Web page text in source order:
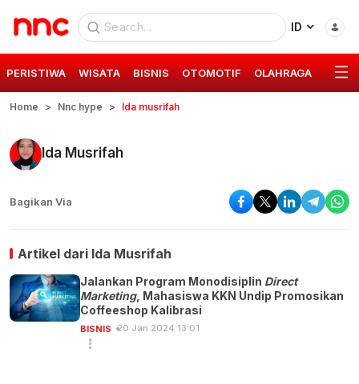
ID
PERISTIWA WISATA BISNIS OTOMOTIF OLAHRAGA GAYA
Home Nnc hype Ida musrifah
Ida Musrifah
Bagikan Via
Artikel dari Ida Musrifah
Jalankan Program Monodisiplin Direct
Marketing, Mahasiswa KKN Undip Promosikan
Coffeeshop Kalibrasi
BISNIS 20 Jan 2024 13:01